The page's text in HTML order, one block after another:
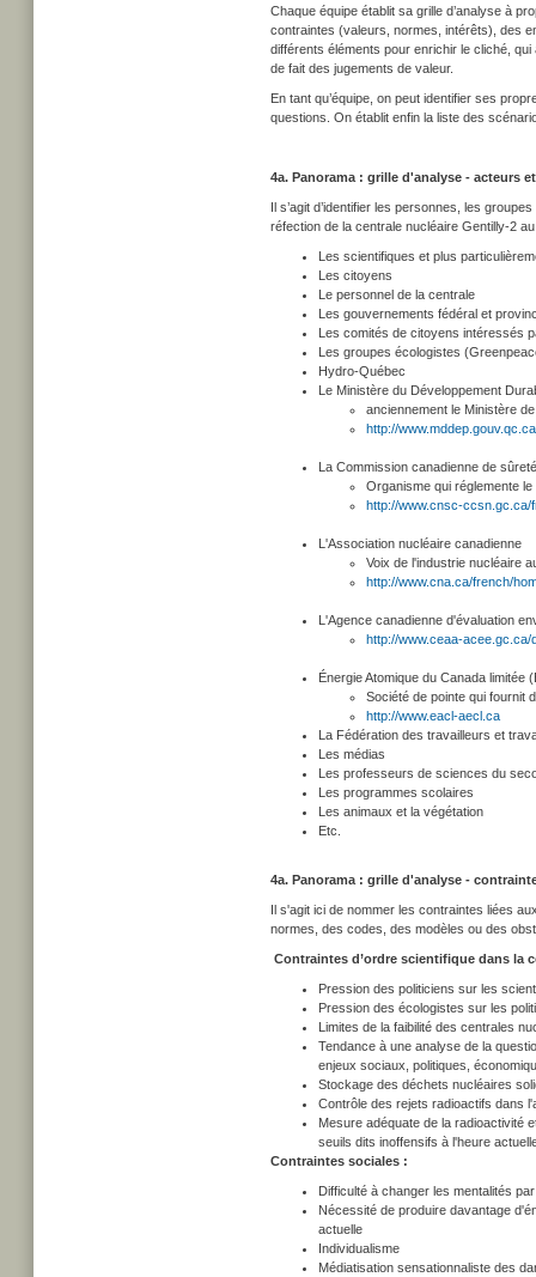
Chaque équipe établit sa grille d’analyse à
contraintes (valeurs, normes, intérêts), des
différents éléments pour enrichir le cliché,
de fait des jugements de valeur.
En tant qu’équipe, on peut identifier ses
questions. On établit enfin la liste des
4a. Panorama : grille d'analyse - acteurs
Il s’agit d’identifier les personnes, les
réfection de la centrale nucléaire Gentilly-2
Les scientifiques et plus
Les citoyens
Le personnel de la centrale
Les gouvernements fédéral et
Les comités de citoyens intéressés
Les groupes écologistes
Hydro-Québec
Le Ministère du Développement
anciennement le Ministère
http://
La Commission canadienne de
Organisme qui réglemente
http://www.cnsc-ccsn.gc.ca/
L'Association nucléaire canadienne
Voix de l'industrie nucléaire
http://www.cna.ca/french/
L'Agence canadienne d'évaluation
http://www.ceaa-acee.gc.ca/
Énergie Atomique du Canada limitée
Société de pointe qui fournit
http://www.eacl-aecl.ca
La Fédération des travailleurs et
Les médias
Les professeurs de sciences du
Les programmes scolaires
Les animaux et la végétation
Etc.
4a. Panorama : grille d'analyse -
Il s'agit ici de nommer les contraintes liées
normes, des codes, des modèles ou des
Contraintes d’ordre scientifique dans la
Pression des politiciens sur les
Pression des écologistes sur les
Limites de la faibilité des centrales
Tendance à une analyse de la
enjeux sociaux, politiques,
Stockage des déchets nucléaires
Contrôle des rejets radioactifs dans
Mesure adéquate de la radioactivité
seuils dits inoffensifs à l'heure
Contraintes sociales :
Difficulté à changer les mentalités
Nécessité de produire davantage
actuelle
Individualisme
Médiatisation sensationnaliste des